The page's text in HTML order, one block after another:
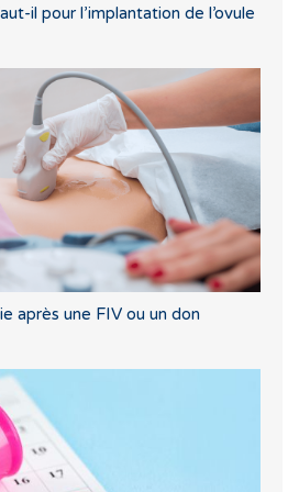
il pour l’implantation de l’ovule
après une FIV ou un don